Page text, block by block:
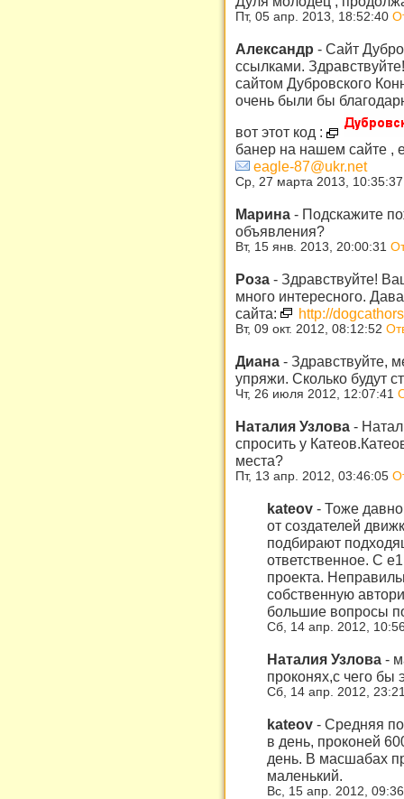
Пт, 05 апр. 2013, 18:52:40
Александр - Сайт
ссылками.
сайтом Дубровского
очень были бы
вот этот код :
банер на нашем сайте ,
eagle-87@ukr.net
Ср, 27 марта 2013,
Марина - Подскажите
объявления?
Вт, 15 янв. 2013, 20:00:31
Роза - Здравствуйте!
много интересного.
сайта:
http://
Вт, 09 окт. 2012, 08:12:52
Диана - Здравствуйте,
упряжи. Сколько будут
Чт, 26 июля 2012, 12:07:41
Наталия Узлова -
спросить у
места?
Пт, 13 апр. 2012, 03:46:05
kateov - Тоже
от создателей
подбирают
ответственное. С
проекта.
собственную
большие вопросы
Сб, 14 апр. 2012,
Наталия Узлова -
проконях,с чего бы
Сб, 14 апр. 2012,
kateov - Средняя
в день, проконей
день. В масшабах
маленький.
Вс, 15 апр. 2012,